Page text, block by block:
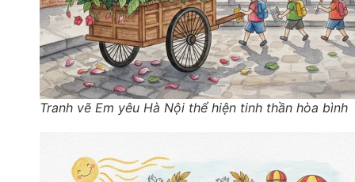
Tranh vẽ Em yêu Hà Nội thể hiện tinh thần hòa bình